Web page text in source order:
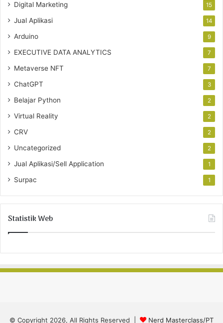
Digital Marketing 15
Jual Aplikasi 14
Arduino 9
EXECUTIVE DATA ANALYTICS 7
Metaverse NFT 7
ChatGPT 3
Belajar Python 2
Virtual Reality 2
CRV 2
Uncategorized 2
Jual Aplikasi/Sell Application 1
Surpac 1
Statistik Web
© Copyright 2026, All Rights Reserved | Nerd Masterclass/PT